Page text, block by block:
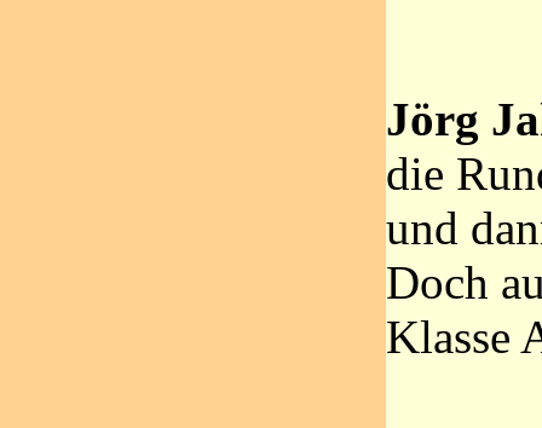
Jörg
die
und
Doch
Klasse